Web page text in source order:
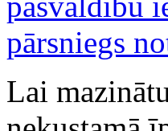
Lai